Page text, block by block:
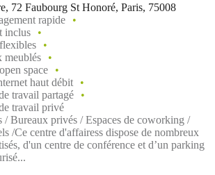
72 Faubourg St Honoré, Paris, 75008
rapide
inclus
meublés
space
haut débit
travail partagé
travail privé
/ Bureaux privés / Espaces de coworking /
/Ce centre d'affairess dispose de nombreux
d'un centre de conférence et d’un parking